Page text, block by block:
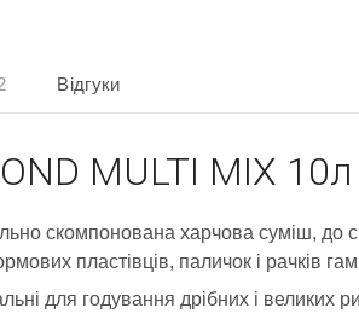
Відгуки
MULTI MIX
скомпонована харчова суміш, до
пластівців, паличок і рачків
для годування дрібних і великих